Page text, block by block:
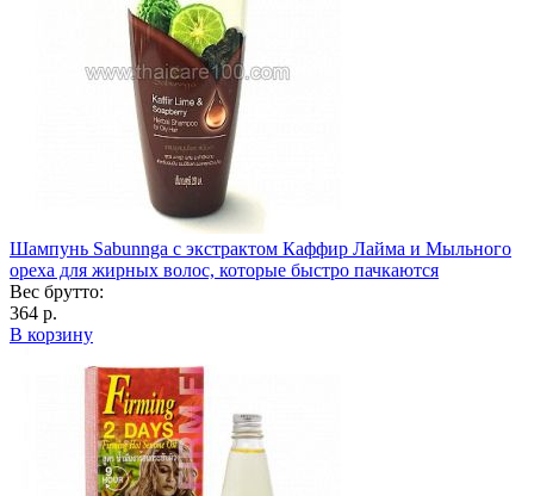
Шампунь Sabunnga с экстрактом Каффир Лайма и Мыльного
ореха для жирных волос, которые быстро пачкаются
Вес брутто:
364 р.
В корзину